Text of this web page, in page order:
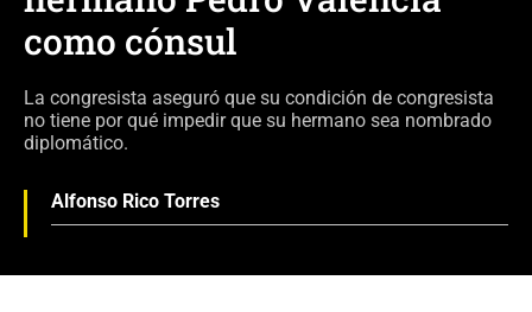
como cónsul
La congresista aseguró que su condición de congresista
no tiene por qué impedir que su hermano sea nombrado
diplomático.
Alfonso Rico Torres